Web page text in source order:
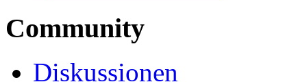
Community
Diskussionen